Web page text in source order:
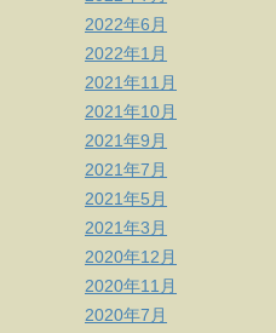
2022年6月
2022年1月
2021年11月
2021年10月
2021年9月
2021年7月
2021年5月
2021年3月
2020年12月
2020年11月
2020年7月